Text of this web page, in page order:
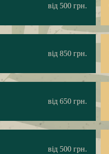
від 500 грн.
від 850 грн.
від 650 грн.
від 500 грн.